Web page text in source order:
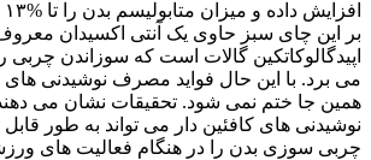
می برد. با این حال فواید مصرف نوشیدنی های
همین جا ختم نمی شود. تحقیقات نشان می
نوشیدنی های کافئین دار می تواند به طور
چربی سوزی بدن را در هنگام فعالیت های